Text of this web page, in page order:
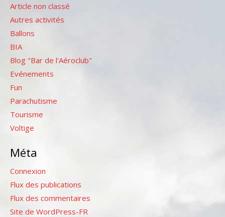
Article non classé
Autres activités
Ballons
BIA
Blog "Bar de l'Aéroclub"
Evénements
Fun
Parachutisme
Tourisme
Voltige
Méta
Connexion
Flux des publications
Flux des commentaires
Site de WordPress-FR